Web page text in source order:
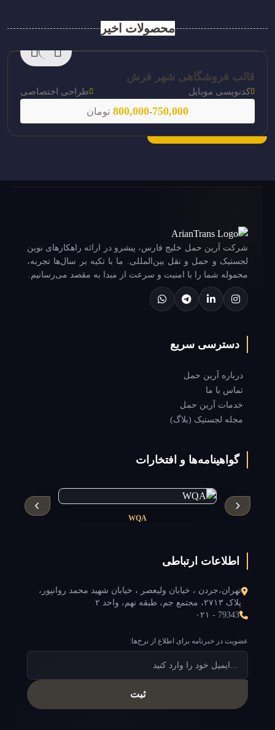
محصولات اخیر
قالب فروشگاهی شهر فرش
کدنویسی موبایل طراحی اختصاصی
750,000
-
800,000 تومان
شرکت آرین حمل خلیج فارس، پیشرو در ارائه راهکارهای نوین
لجستیک و حمل و نقل بین‌المللی. ما با تکیه بر سال‌ها تجربه،
محموله شما را با امنیت و سرعت از مبدا به مقصد می‌رسانیم.
دسترسی سریع
درباره آرین حمل
تماس با ما
خدمات آرین حمل
مجله لجستیک (بلاگ)
گواهینامه‌ها و افتخارات
WQA
اطلاعات ارتباطی
تهران،جردن ، خیابان ولیعصر ، خیابان شهید محمد روانپور،
پلاک ۲۷۱۳، مجتمع جم، طبقه نهم، واحد ۲
۰۲۱ - 79343
عضویت در خبرنامه برای اطلاع از نرخ‌ها:
ثبت